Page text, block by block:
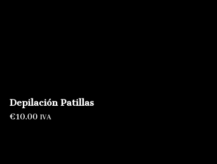
Depilación Patillas
€10.00 IVA